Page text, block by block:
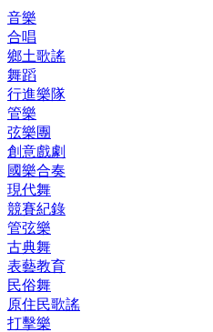
音樂
合唱
鄉土歌謠
舞蹈
行進樂隊
管樂
弦樂團
創意戲劇
國樂合奏
現代舞
競賽紀錄
管弦樂
古典舞
表藝教育
民俗舞
原住民歌謠
打擊樂